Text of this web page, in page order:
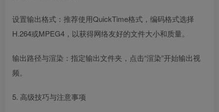
设置输出格式：推荐使用QuickTime格式，编码格式选择
H.264或MPEG4，以获得网络友好的文件大小和质量。
输出路径与渲染：指定输出文件夹，点击“渲染”开始输出视
频。
5. 高级技巧与注意事项